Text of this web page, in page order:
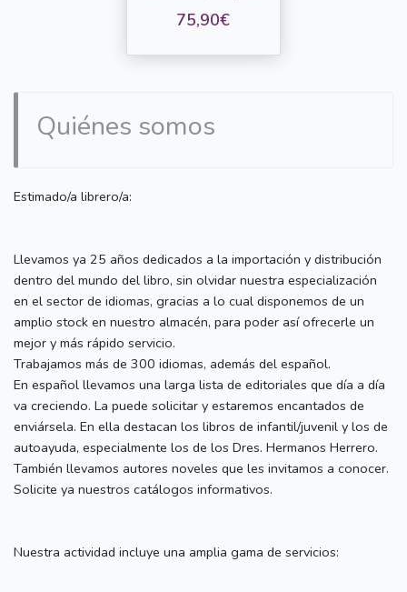
75,90€
Quiénes somos
Estimado/a librero/a:
Llevamos ya 25 años dedicados a la importación y distribución
dentro del mundo del libro, sin olvidar nuestra especialización
en el sector de idiomas, gracias a lo cual disponemos de un
amplio stock en nuestro almacén, para poder así ofrecerle un
mejor y más rápido servicio.
Trabajamos más de 300 idiomas, además del español.
En español llevamos una larga lista de editoriales que día a día
va creciendo. La puede solicitar y estaremos encantados de
enviársela. En ella destacan los libros de infantil/juvenil y los de
autoayuda, especialmente los de los Dres. Hermanos Herrero.
También llevamos autores noveles que les invitamos a conocer.
Solicite ya nuestros catálogos informativos.
Nuestra actividad incluye una amplia gama de servicios: